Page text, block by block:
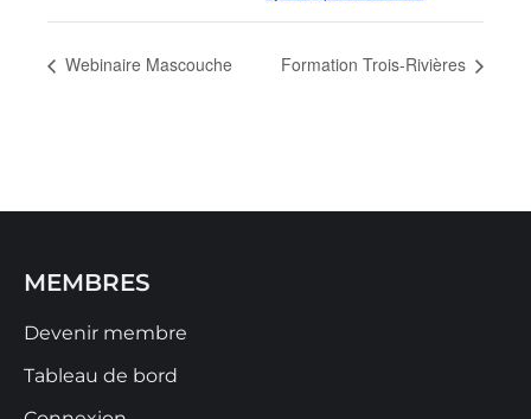
Webinaire Mascouche Formation Trois-Rivières
MEMBRES
Devenir membre
Tableau de bord